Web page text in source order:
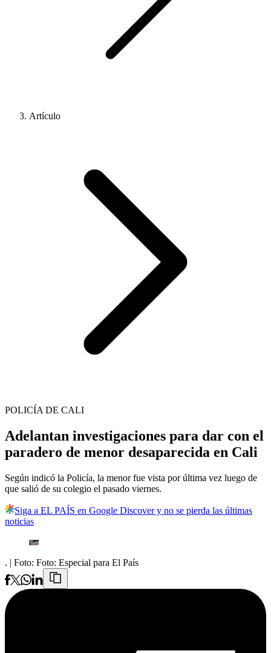
Artículo
POLICÍA DE CALI
Adelantan investigaciones para dar con el
paradero de menor desaparecida en Cali
Según indicó la Policía, la menor fue vista por última vez luego de
que salió de su colegio el pasado viernes.
Siga a EL PAÍS en Google Discover y no se pierda las últimas
noticias
. | Foto: Foto: Especial para El País